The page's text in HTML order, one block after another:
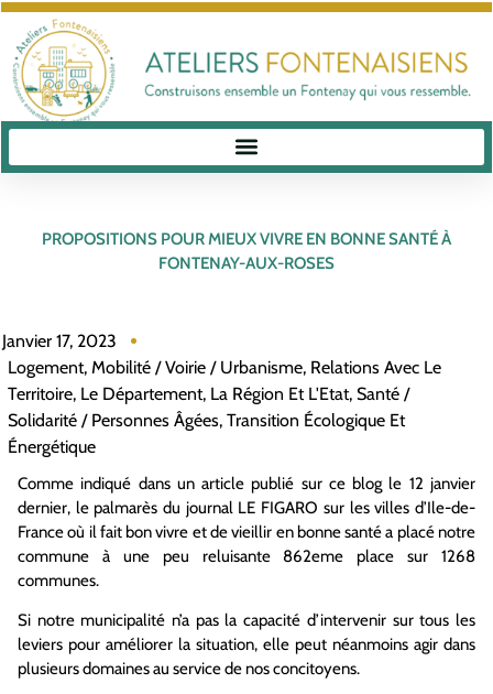
PROPOSITIONS POUR MIEUX VIVRE EN BONNE SANTÉ À
FONTENAY-AUX-ROSES
Janvier 17, 2023
Logement, Mobilité / Voirie / Urbanisme, Relations Avec Le
Territoire, Le Département, La Région Et L'Etat, Santé /
Solidarité / Personnes Âgées, Transition Écologique Et
Énergétique
Comme indiqué dans un article publié sur ce blog le 12 janvier
dernier, le palmarès du journal LE FIGARO sur les villes d’Ile-de-
France où il fait bon vivre et de vieillir en bonne santé a placé notre
commune à une peu reluisante 862eme place sur 1268
communes.
Si notre municipalité n’a pas la capacité d’intervenir sur tous les
leviers pour améliorer la situation, elle peut néanmoins agir dans
plusieurs domaines au service de nos concitoyens.